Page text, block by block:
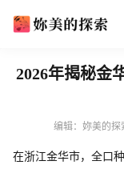
2026年揭秘金
编辑：妳美的探
在浙江金华市，全口